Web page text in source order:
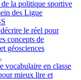
la politique sportive
des Ligue
le réel pour
concepts de
géosciences
vocabulaire en classe
mieux lire et